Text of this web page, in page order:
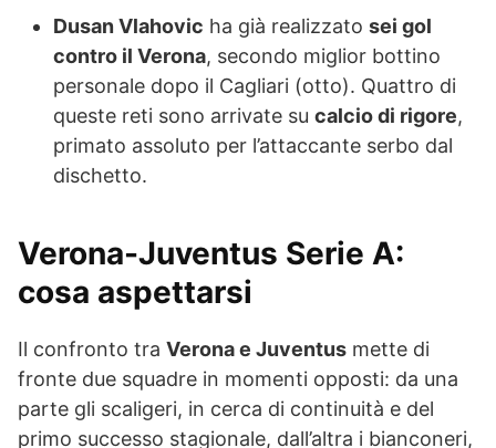
Dusan Vlahovic ha già realizzato sei gol
contro il Verona, secondo miglior bottino
personale dopo il Cagliari (otto). Quattro di
queste reti sono arrivate su calcio di rigore,
primato assoluto per l’attaccante serbo dal
dischetto.
Verona-Juventus Serie A:
cosa aspettarsi
Il confronto tra Verona e Juventus mette di
fronte due squadre in momenti opposti: da una
parte gli scaligeri, in cerca di continuità e del
primo successo stagionale, dall’altra i bianconeri,